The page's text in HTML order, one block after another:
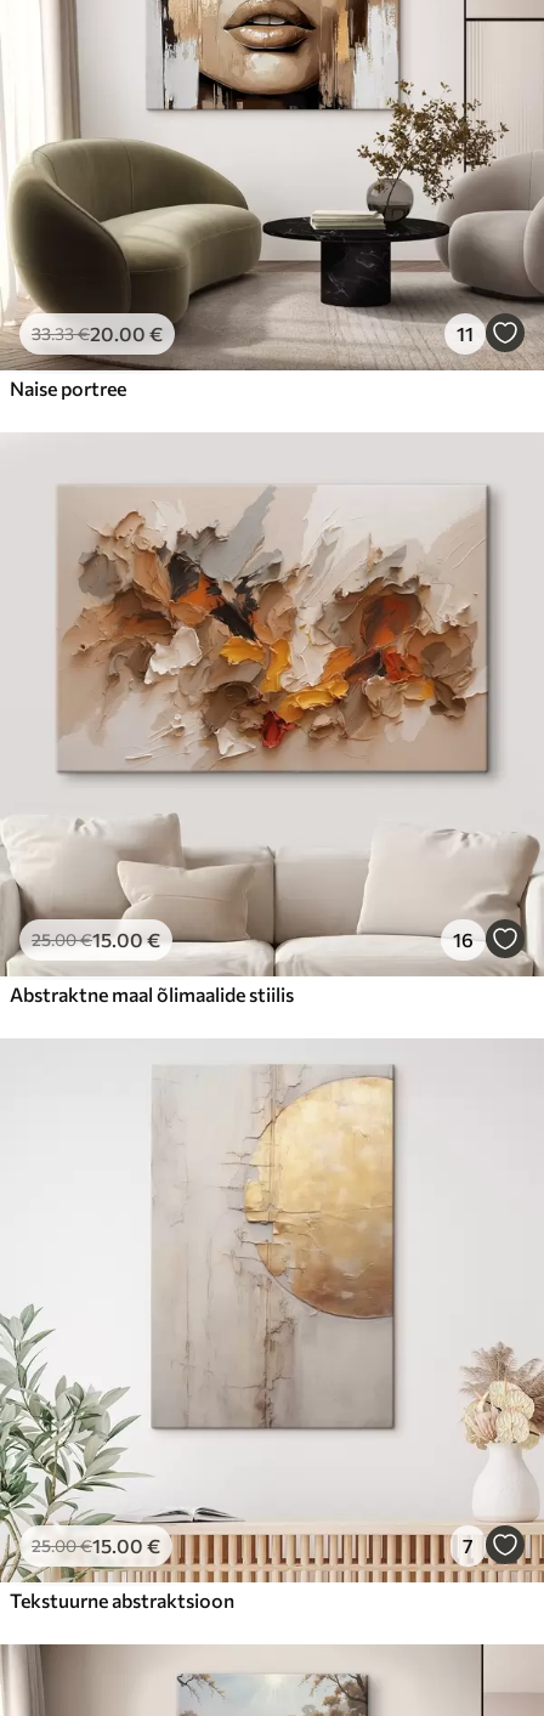
33.33€20.00 € 11
Naise portree
25.00€15.00€ 16
Abstraktne maal õlimaalide stiilis
25.00€15.00 € 7
Tekstuurne abstraktsioon